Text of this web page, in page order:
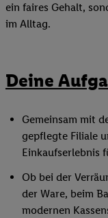
ein faires Gehalt,
im Alltag.
Deine
Gemeinsam mit
gepflegte Filiale
Einkaufserlebnis
Ob bei der
der Ware, beim
modernen